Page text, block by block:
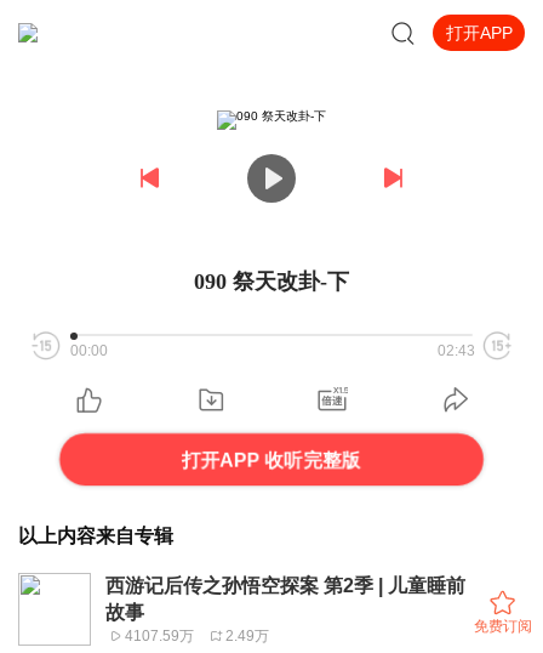
打开APP
090 祭天改卦-下
00:00 02:43
打开APP 收听完整版
以上内容来自专辑
西游记后传之孙悟空探案 第2季 | 儿童睡前
故事
4107.59万 2.49万
免费订阅